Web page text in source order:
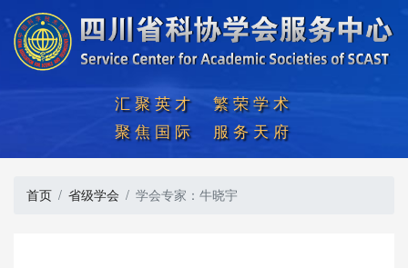
汇聚英才  繁荣学术
聚焦国际  服务天府
首页 省级学会 学会专家：牛晓宇